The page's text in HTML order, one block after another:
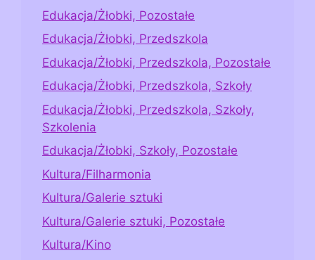
Edukacja/Żłobki, Pozostałe
Edukacja/Żłobki, Przedszkola
Edukacja/Żłobki, Przedszkola, Pozostałe
Edukacja/Żłobki, Przedszkola, Szkoły
Edukacja/Żłobki, Przedszkola, Szkoły,
Szkolenia
Edukacja/Żłobki, Szkoły, Pozostałe
Kultura/Filharmonia
Kultura/Galerie sztuki
Kultura/Galerie sztuki, Pozostałe
Kultura/Kino